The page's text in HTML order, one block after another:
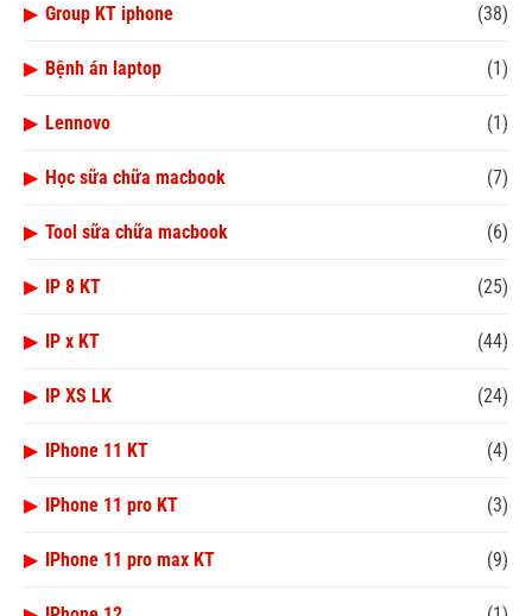
▶ Group KT iphone (38)
▶ Bệnh án laptop (1)
▶ Lennovo (1)
▶ Học sữa chữa macbook (7)
▶ Tool sữa chữa macbook (6)
▶ IP 8 KT (25)
▶ IP x KT (44)
▶ IP XS LK (24)
▶ IPhone 11 KT (4)
▶ IPhone 11 pro KT (3)
▶ IPhone 11 pro max KT (9)